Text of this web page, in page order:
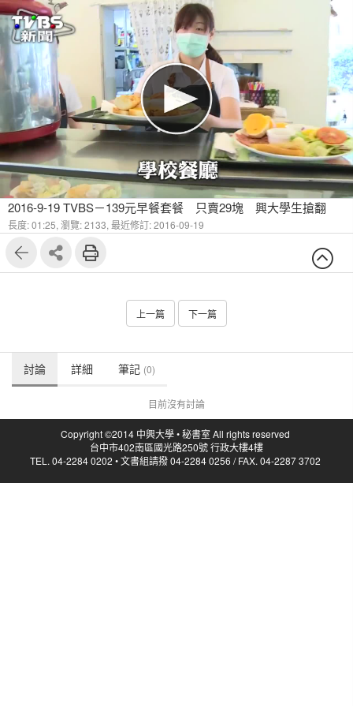
2016-9-19 TVBS－139元早餐套餐 只賣29塊 興大學生搶翻
長度: 01:25, 瀏覽: 2133, 最近修訂: 2016-09-19
上一篇 下一篇
討論 詳細 筆記 (0)
目前沒有討論
Copyright ©2014 中興大學 • 秘書室 All rights reserved
台中市402南區國光路250號 行政大樓4樓
TEL. 04-2284 0202 • 文書組請撥 04-2284 0256 / FAX. 04-2287 3702